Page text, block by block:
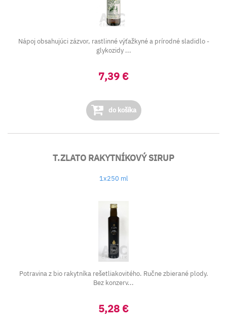
Nápoj obsahujúci zázvor, rastlinné výťažkyné a prírodné sladidlo -
glykozidy ...
7,39 €
do košíka
T.ZLATO RAKYTNÍKOVÝ SIRUP
1x250 ml
Potravina z bio rakytníka rešetliakovitého. Ručne zbierané plody.
Bez konzerv...
5,28 €